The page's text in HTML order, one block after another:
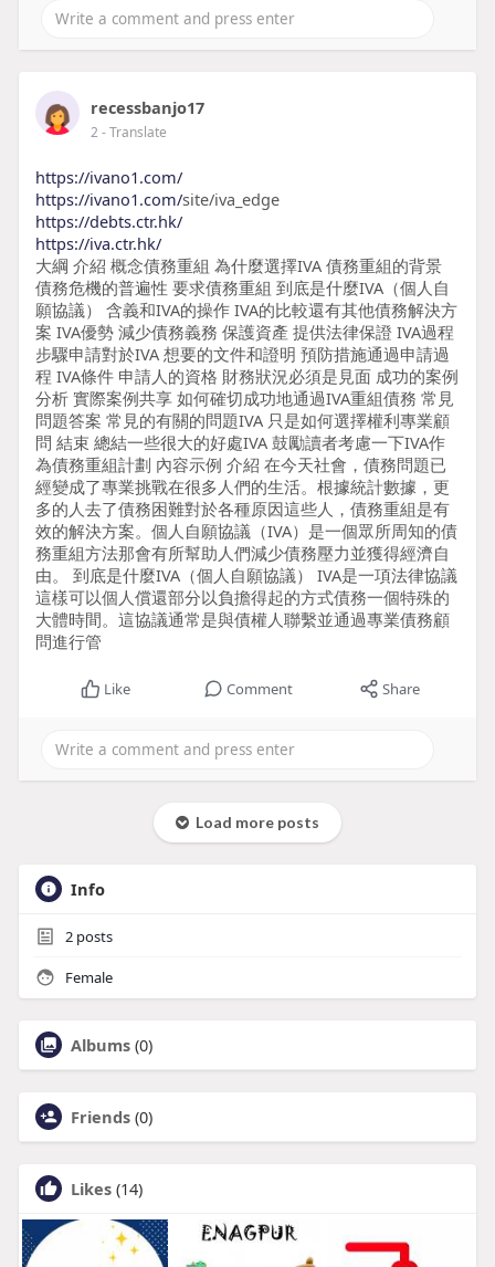
recessbanjo17
2- Translate
https://ivano1.com/
https://ivano1.com/site/iva_edge
https://debts.ctr.hk/
https://iva.ctr.hk/
大綱 介紹 概念債務重組 為什麼選擇IVA 債務重組的背景
債務危機的普遍性 要求債務重組 到底是什麼IVA（個人自
願協議） 含義和IVA的操作 IVA的比較還有其他債務解決方
案 IVA優勢 減少債務義務 保護資產 提供法律保證 IVA過程
步驟申請對於IVA 想要的文件和證明 預防措施通過申請過
程 IVA條件 申請人的資格 財務狀況必須是見面 成功的案例
分析 實際案例共享 如何確切成功地通過IVA重組債務 常見
問題答案 常見的有關的問題IVA 只是如何選擇權利專業顧
問 結束 總結一些很大的好處IVA 鼓勵讀者考慮一下IVA作
為債務重組計劃 內容示例 介紹 在今天社會，債務問題已
經變成了專業挑戰在很多人們的生活。根據統計數據，更
多的人去了債務困難對於各種原因這些人，債務重組是有
效的解決方案。個人自願協議（IVA）是一個眾所周知的債
務重組方法那會有所幫助人們減少債務壓力並獲得經濟自
由。 到底是什麼IVA（個人自願協議） IVA是一項法律協議
這樣可以個人償還部分以負擔得起的方式債務一個特殊的
大體時間。這協議通常是與債權人聯繫並通過專業債務顧
問進行管
Like Comment Share
Load more posts
Info
2posts
Female
Albums (0)
Friends (0)
Likes (14)